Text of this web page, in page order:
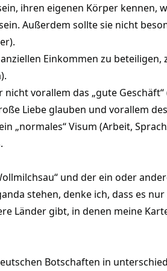
ihren eigenen Körper
Außerdem sollte sie nicht
Einkommen zu
nicht vorallem das „gute
Liebe glauben und vorallem
„normales“ Visum (Arbeit,
und der ein oder
stehen, denke ich, dass es
Länder gibt, in denen meine
Botschaften in